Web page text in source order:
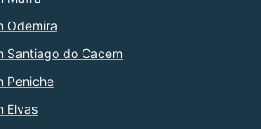
Odemira
Santiago do Cacem
Peniche
Elvas